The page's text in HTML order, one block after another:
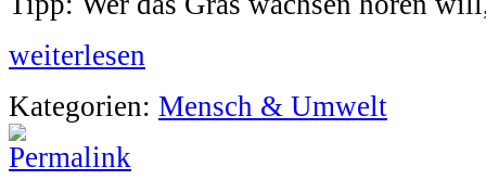
weiterlesen
Kategorien: Mensch & Umwelt